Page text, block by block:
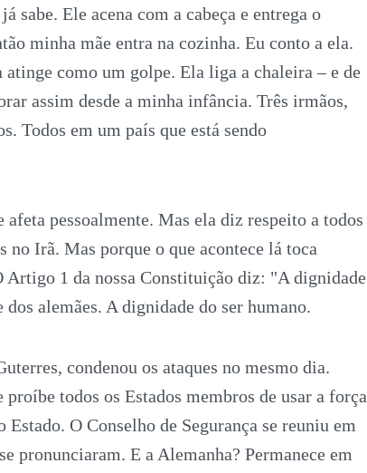
sabe. Ele acena com a cabeça e entrega o
minha mãe entra na cozinha. Eu conto a ela.
como um golpe. Ela liga a chaleira – e de
assim desde a minha infância. Três irmãos,
Todos em um país que está sendo
pessoalmente. Mas ela diz respeito a todos
no Irã. Mas porque o que acontece lá toca
1 da nossa Constituição diz: "A dignidade
alemães. A dignidade do ser humano.
condenou os ataques no mesmo dia.
todos os Estados membros de usar a força
O Conselho de Segurança se reuniu em
pronunciaram. E a Alemanha? Permanece em